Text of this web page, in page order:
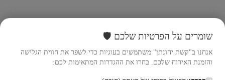
שומרים על הפרטיות שלכם 🛡️
אנחנו ב"קשת יהונתן" משתמשים בעוגיות כדי לשפר את חווית הגלישה
והזמנת האירוח שלכם. בחרו את ההגדרות המתאימות לכם: